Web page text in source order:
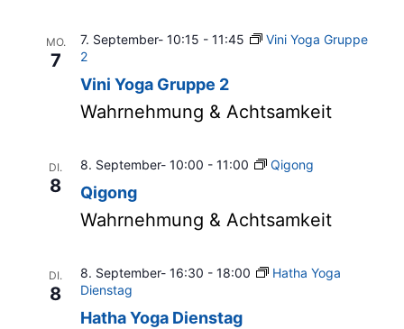
MO.
7
Vini Yoga Gruppe 2
7. September- 10:15 - 11:45
Vini Yoga Gruppe
2
Wahrnehmung & Achtsamkeit
DI.
8 Qigong
8. September- 10:00 - 11:00 Qigong
Wahrnehmung & Achtsamkeit
DI.
8
Hatha Yoga Dienstag
8. September- 16:30 - 18:00
Hatha Yoga
Dienstag